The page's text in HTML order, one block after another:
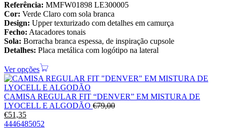
Referência: MMFW01898 LE300005
Cor: Verde Claro com sola branca
Design: Upper texturizado com detalhes em camurça
Fecho: Atacadores tonais
Sola: Borracha branca espessa, de inspiração cupsole
Detalhes: Placa metálica com logótipo na lateral
Ver opções
CAMISA REGULAR FIT “DENVER” EM MISTURA DE
LYOCELL E ALGODÃO €79,00
€51,35
4446485052